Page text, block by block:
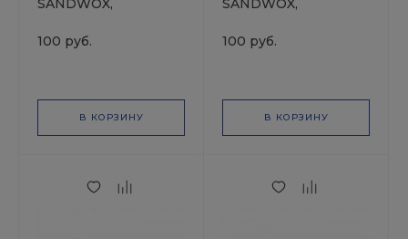
SANDWOX,
на сетчатой основе,
оксид алюминия
100 руб.
В КОРЗИНУ
SANDWOX,
на сетчатой основе,
оксид алюминия
100 руб.
В КОРЗИНУ